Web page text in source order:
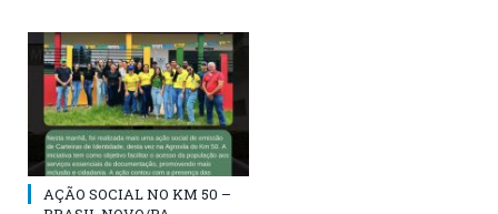
AÇÃO SOCIAL NO KM 50 –